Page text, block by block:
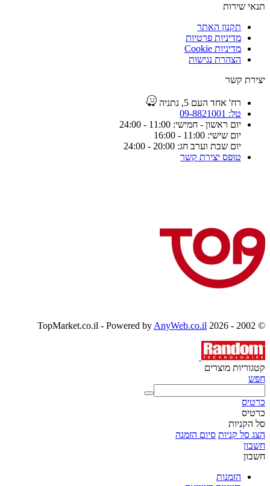
תנאי שירות
תקנון האתר
מדיניות פרטיות
מדיניות Cookie
הצהרת נגישות
יצירת קשר
רח' אחד העם 5, נתניה
טל: 09-8821001
יום ראשון - חמישי: 11:00 - 24:00
יום שישי: 11:00 - 16:00
יום שבת וערב חג: 20:00 - 24:00
טופס יצירת קשר
© 2002 - 2026 TopMarket.co.il - Powered by
AnyWeb.co.il
קטגוריות מוצרים
חפש
כרטיס
כרטיס
סל הקניות
הצג סל קניות סיום הזמנה
חשבון
חשבון
הזמנות